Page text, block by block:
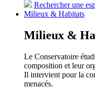
Rechercher une
Milieux & Habitats
Milieux &
Le Conservatoire
composition et leur
Il intervient pour la
menacés.